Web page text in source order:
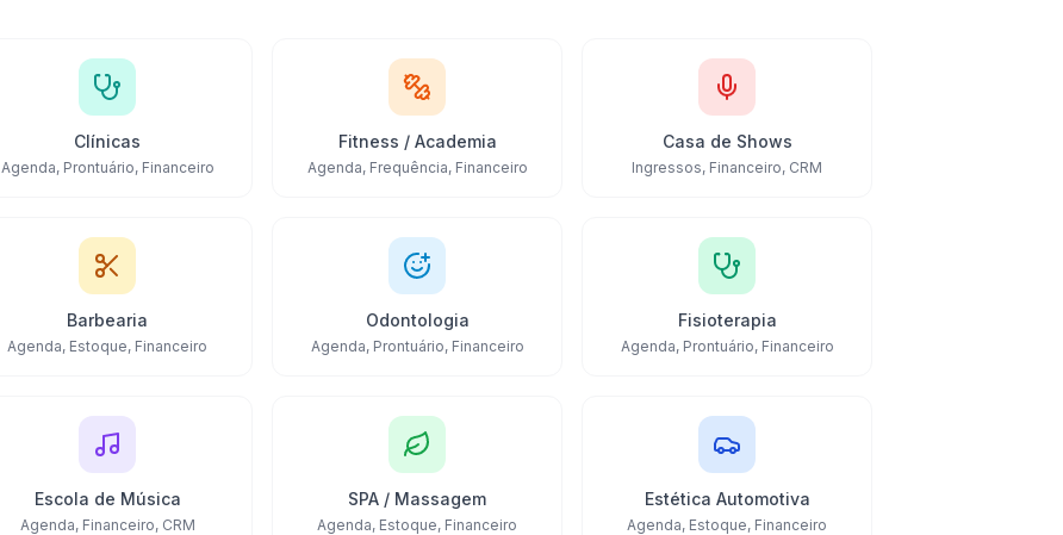
Clínicas
Agenda, Prontuário, Financeiro
Fitness / Academia
Agenda, Frequência, Financeiro
Casa de Shows
Ingressos, Financeiro, CRM
Barbearia
Agenda, Estoque, Financeiro
Odontologia
Agenda, Prontuário, Financeiro
Fisioterapia
Agenda, Prontuário, Financeiro
Escola de Música
Agenda, Financeiro, CRM
SPA / Massagem
Agenda, Estoque, Financeiro
Estética Automotiva
Agenda, Estoque, Financeiro